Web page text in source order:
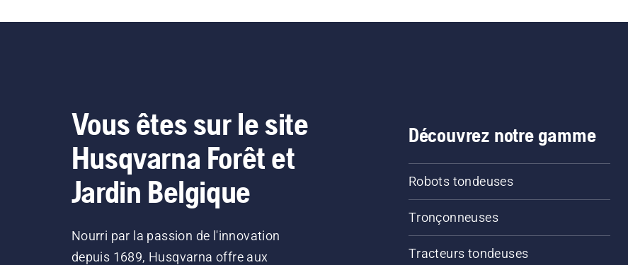
Vous êtes sur le site
Husqvarna Forêt et
Jardin Belgique
Nourri par la passion de l'innovation
depuis 1689, Husqvarna offre aux
Découvrez notre gamme
Robots tondeuses
Tronçonneuses
Tracteurs tondeuses